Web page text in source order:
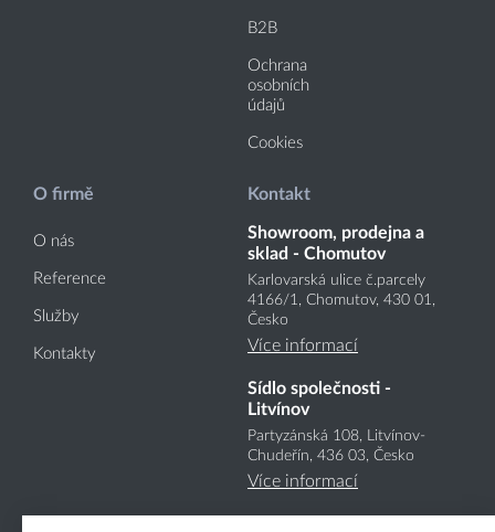
B2B
Ochrana
osobních
údajů
Cookies
O firmě
O nás
Reference
Služby
Kontakty
Kontakt
Showroom, prodejna a
sklad - Chomutov
Karlovarská ulice č.parcely
4166/1, Chomutov, 430 01,
Česko
Více informací
Sídlo společnosti -
Litvínov
Partyzánská 108, Litvínov-
Chudeřín, 436 03, Česko
Více informací